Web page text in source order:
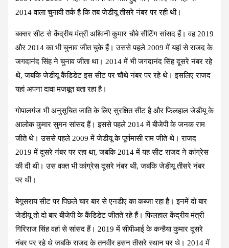
2014 वाला चुनावी तर्क है कि तब जेडीयू तीसरे नंबर पर रही थी।
बक्सर सीटसे केंद्रीय मंत्री अश्विनी कुमार चौबे सीटिंग सांसद हैं। वह 2019
और 2014 का भी चुनाव जीत चुके हैं। उससे पहले 2009 में यहां से राजद के
जगदानंद सिंह ने चुनाव जीता था। 2014 में भी जगदानंद सिंह दूसरे नंबर रहे
थे, जबकि जेडीयू कैंडिडेट इस सीट पर चौथे नंबर पर रहे थे। इसलिए राजद
यहां अपना दावा मजबूत बता रहा है।
गोपालगंज भी अनुसूचित जाति के लिए सुरक्षित सीट है और फिलहाल जेडीयू के
आलोक कुमार सुमन सांसद हैं। इससे पहले 2014 में बीजेपी के जनक राम
जीते थे। उससे पहले 2009 में जेडीयू के पूर्णमासी राम जीते थे। राजद
2019 में दूसरे नंबर पर रहा था, जबकि 2014 में यह सीट राजद ने कांग्रेस
की दी थी। उस वक्त भी कांग्रेस दूसरे नंबर थी, जबकि जेडीयू तीसरे नंबर
पर थी।
बेगूसराय सीटपर पिछले चार बार से एनडीए का कब्जा रहा है। इनमें दो बार
जेडीयू तो दो बार बीजेपी के कैंडिडेट जीतते रहे हैं। फिलहाल केंद्रीय मंत्री
गिरिराज सिंह वहां से सांसद हैं। 2019 में सीपीआई के कन्हैया कुमार दूसरे
नंबर पर रहे थे जबकि राजद के तनवीर हसन तीसरे स्थान पर थे। 2014 में